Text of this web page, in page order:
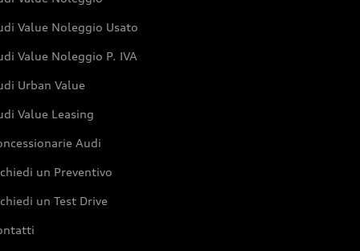
Value Noleggio Usato
Value Noleggio P. IVA
Urban Value
Value Leasing
Audi
un Preventivo
un Test Drive